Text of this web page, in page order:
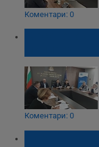
Коментари: 0
Коментари: 0